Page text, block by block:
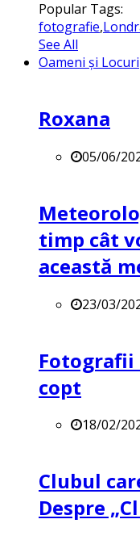
Popular Tags:
fotografie,
See All
Oameni și Locuri
Roxana
05/06/
timp cât
această
23/03/
Fotografii
copt
18/02/
Clubul
Despre